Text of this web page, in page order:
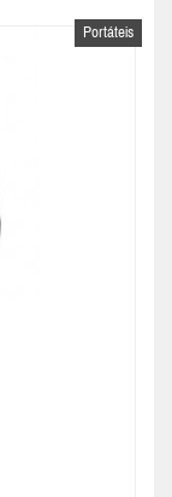
Portáteis